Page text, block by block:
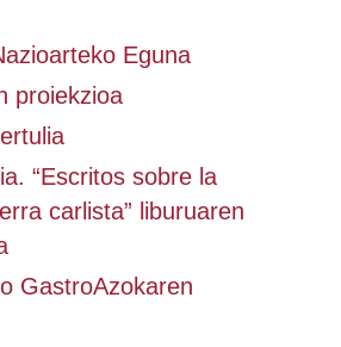
Eguna
proiekzioa
“Escritos sobre la
carlista” liburuaren
GastroAzokaren